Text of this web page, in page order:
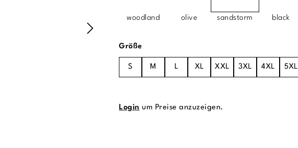
woodland olive sandstorm black
Größeauswählen
S M L XL XXL 3XL 4XL 5XL
Login um Preise anzuzeigen.